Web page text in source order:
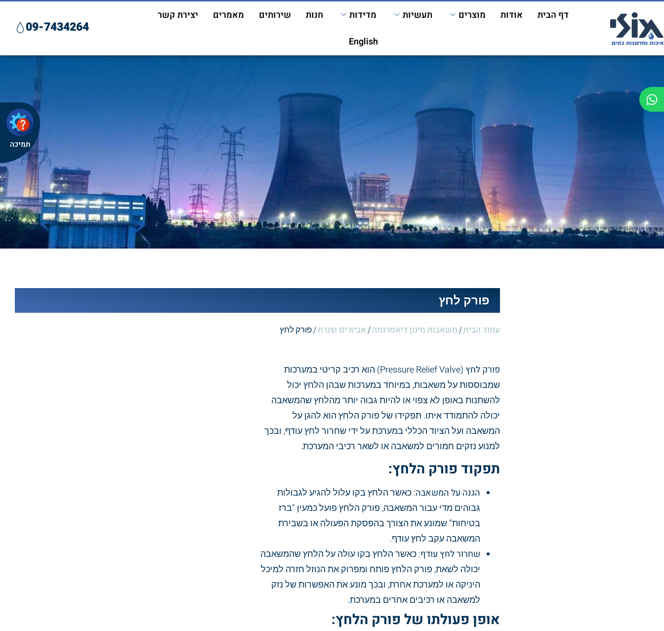
דף הבית אודות מוצרים תעשיות מדידות חנות שירותים מאמרים יצירת קשר
English
09-7434264
פורק לחץ
עמוד הבית/ משאבות מינון דיאפרגמה/ אביזרים וצנרת/ פורק לחץ
פורק לחץ
(Pressure Relief Valve) הוא רכיב קריטי במערכות
שמבוססות על משאבות, במיוחד במערכות שבהן הלחץ יכול
להשתנות באופן לא צפוי או להיות גבוה יותר מהלחץ שהמשאבה
יכולה להתמודד איתו. תפקידו של פורק הלחץ הוא להגן על
המשאבה ועל הציוד הכללי במערכת על ידי שחרור לחץ עודף, ובכך
למנוע נזקים חמורים למשאבה או לשאר רכיבי המערכת.
תפקוד פורק הלחץ:
הגנה על המשאבה: כאשר הלחץ בקו עלול להגיע לגבולות
גבוהים מדי עבור המשאבה, פורק הלחץ פועל כמעין “ברז
בטיחות” שמונע את הצורך בהפסקת הפעולה או בשבירת
המשאבה עקב לחץ עודף.
שחרור לחץ עודף: כאשר הלחץ בקו עולה על הלחץ שהמשאבה
יכולה לשאת, פורק הלחץ פותח ומפרוק את הנוזל חזרה למיכל
היניקה או למערכת אחרת, ובכך מונע את האפשרות של נזק
למשאבה או רכיבים אחרים במערכת.
אופן פעולתו של פורק הלחץ:
תמיכה